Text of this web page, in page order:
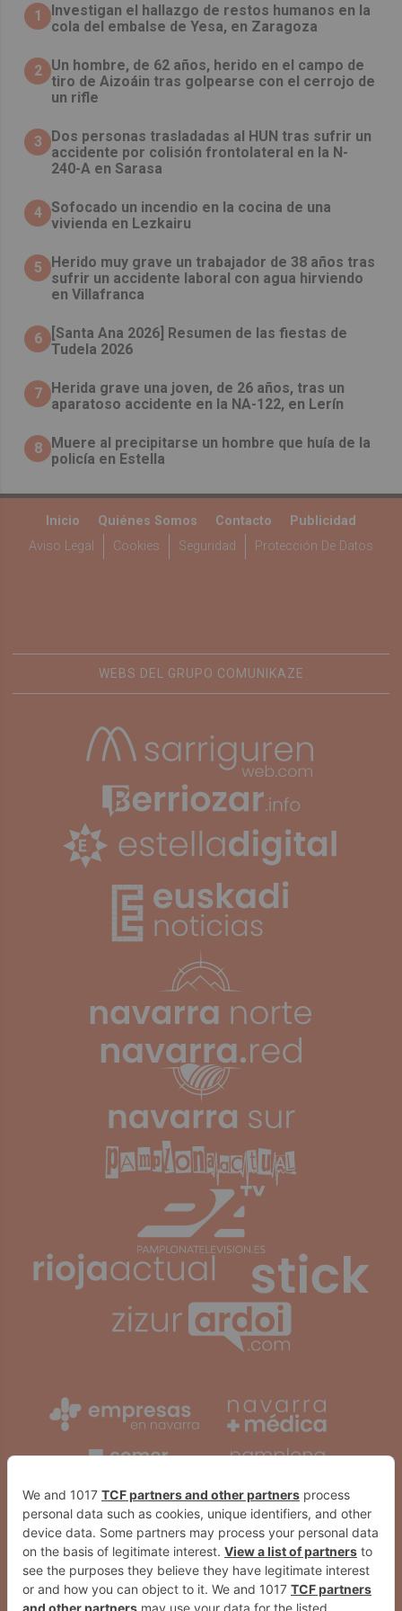
1
Investigan el hallazgo de restos humanos en la
cola del embalse de Yesa, en Zaragoza
2 Un hombre, de 62 años, herido en el campo de
tiro de Aizoáin tras golpearse con el cerrojo de
un rifle
3
​Dos personas trasladadas al HUN tras sufrir un
accidente por colisión frontolateral en la N-
240-A en Sarasa
4 Sofocado un incendio en la cocina de una
vivienda en Lezkairu
5
Herido muy grave un trabajador de 38 años tras
sufrir un accidente laboral con agua hirviendo
en Villafranca
6
[Santa Ana 2026] Resumen de las fiestas de
Tudela 2026
7 Herida grave una joven, de 26 años, tras un
aparatoso accidente en la NA-122, en Lerín
8 Muere al precipitarse un hombre que huía de la
policía en Estella
Inicio Quiénes Somos Contacto
Publicidad
Aviso Legal
Cookies Seguridad Protección De Datos
WEBS DEL GRUPO COMUNIKAZE